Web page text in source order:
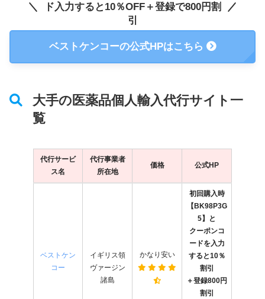
ド入力すると10％OFF＋登録で800円割
引
ベストケンコーの公式HPはこちら
大手の医薬品個人輸入代行サイト一
覧
代行サービ
ス名
代行事業者
所在地
価格 公式HP
ベストケン
コー
イギリス領
ヴァージン
諸島
かなり安い
初回購入時
【BK98P3G
5】と
クーポンコ
ードを入力
すると10％
割引
＋登録800円
割引